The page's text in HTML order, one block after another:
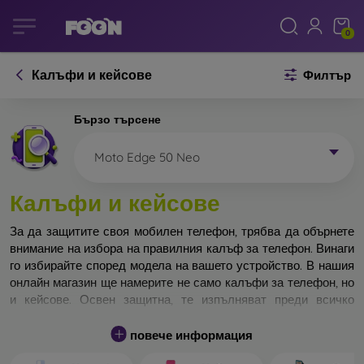
0
Калъфи и кейсове Филтър
Бързо търсене
Moto Edge 50 Neo
Калъфи и кейсове
За да защитите своя мобилен телефон, трябва да обърнете
внимание на избора на правилния калъф за телефон. Винаги
го избирайте според модела на вашето устройство. В нашия
онлайн магазин ще намерите не само калъфи за телефон, но
и кейсове. Освен защитна, те изпълняват преди всичко
Кейса за телефон може да бъде наречен и заден капак. Той е
повече информация